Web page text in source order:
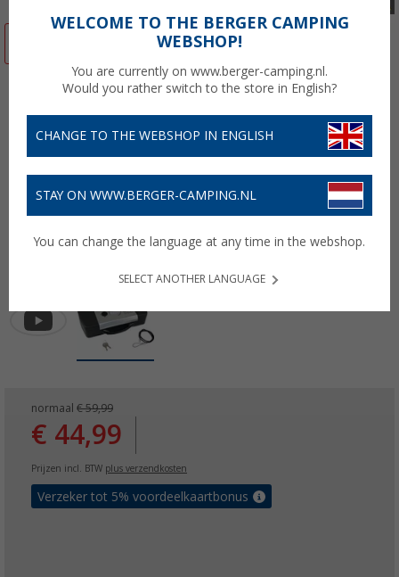
normaal € 59,99
€ 44,99
Prijzen incl. BTW plus verzendkosten
Verzeker tot 5% voordeelkaartbonus
WELCOME TO THE BERGER CAMPING
WEBSHOP!
You are currently on www.berger-camping.nl.
Would you rather switch to the store in English?
CHANGE TO THE WEBSHOP IN ENGLISH
STAY ON WWW.BERGER-CAMPING.NL
You can change the language at any time in the webshop.
SELECT ANOTHER LANGUAGE